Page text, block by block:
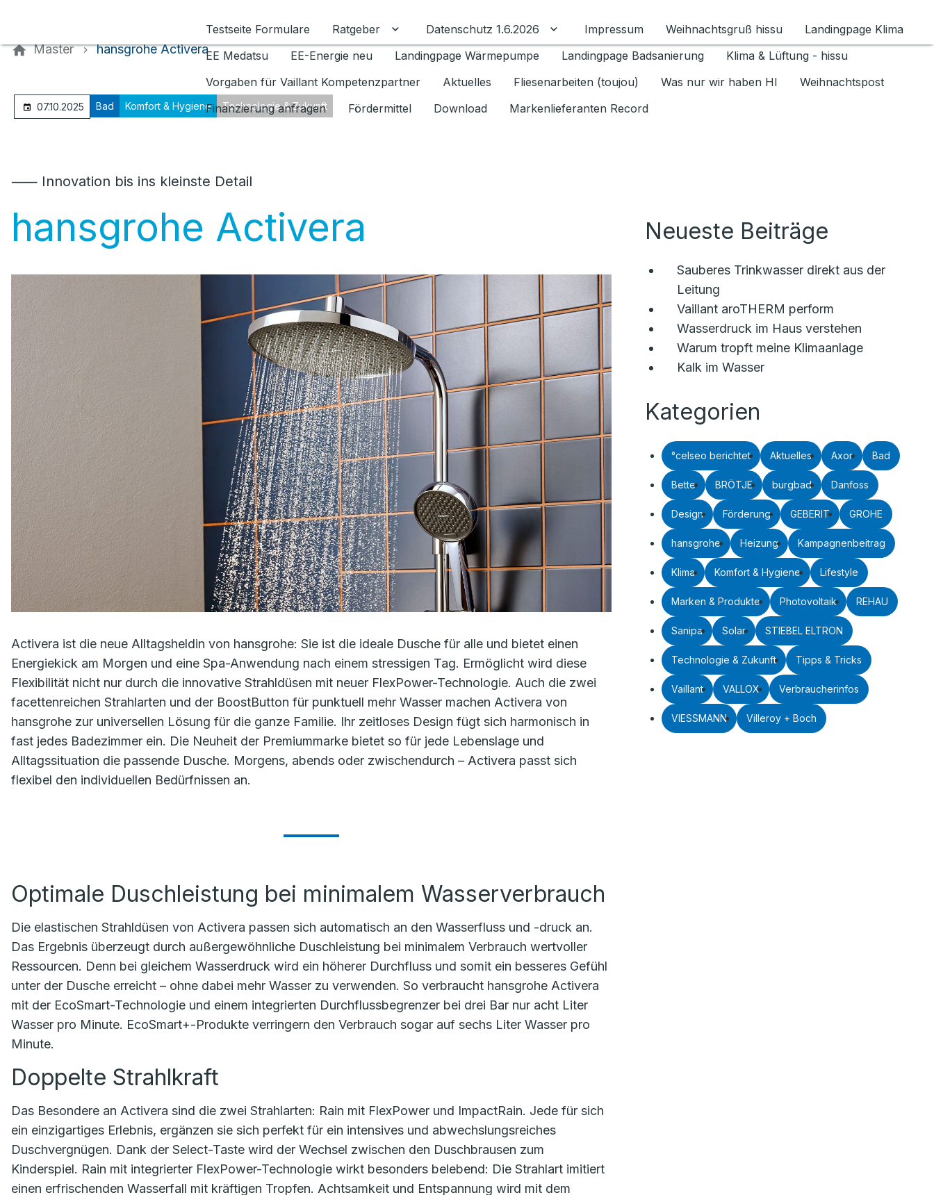
Testseite Formulare
Ratgeber Untermenü für Ratgeber umschalten
Datenschutz 1.6.2026 Untermenü für Datenschutz 1.6.2026 umschalten
Impressum Weihnachtsgruß hissu
Landingpage Klima
EE Medatsu
EE-Energie neu Landingpage Wärmepumpe Landingpage Badsanierung
Klima & Lüftung - hissu
Vorgaben für Vaillant Kompetenzpartner
Aktuelles Fliesenarbeiten (toujou) Was nur wir haben HI
Weihnachtspost
Finanzierung anfragen
Fördermittel Download Markenlieferanten Record
Master hansgrohe Activera
07.10.2025 Bad Komfort & Hygiene Technologie & Zukunft
⸺ Innovation bis ins kleinste Detail
hansgrohe Activera
Activera ist die neue Alltagsheldin von hansgrohe: Sie ist die ideale Dusche für alle und bietet einen
Energiekick am Morgen und eine Spa-Anwendung nach einem stressigen Tag. Ermöglicht wird diese
Flexibilität nicht nur durch die innovative Strahldüsen mit neuer FlexPower-Technologie. Auch die zwei
facettenreichen Strahlarten und der BoostButton für punktuell mehr Wasser machen Activera von
hansgrohe zur universellen Lösung für die ganze Familie. Ihr zeitloses Design fügt sich harmonisch in
fast jedes Badezimmer ein. Die Neuheit der Premiummarke bietet so für jede Lebenslage und
Alltagssituation die passende Dusche. Morgens, abends oder zwischendurch – Activera passt sich
flexibel den individuellen Bedürfnissen an.
Optimale Duschleistung bei minimalem Wasserverbrauch
Die elastischen Strahldüsen von Activera passen sich automatisch an den Wasserfluss und -druck an.
Das Ergebnis überzeugt durch außergewöhnliche Duschleistung bei minimalem Verbrauch wertvoller
Ressourcen. Denn bei gleichem Wasserdruck wird ein höherer Durchfluss und somit ein besseres Gefühl
unter der Dusche erreicht – ohne dabei mehr Wasser zu verwenden. So verbraucht hansgrohe Activera
mit der EcoSmart-Technologie und einem integrierten Durchflussbegrenzer bei drei Bar nur acht Liter
Wasser pro Minute. EcoSmart+-Produkte verringern den Verbrauch sogar auf sechs Liter Wasser pro
Minute.
Doppelte Strahlkraft
Das Besondere an Activera sind die zwei Strahlarten: Rain mit FlexPower und ImpactRain. Jede für sich
ein einzigartiges Erlebnis, ergänzen sie sich perfekt für ein intensives und abwechslungsreiches
Duschvergnügen. Dank der Select-Taste wird der Wechsel zwischen den Duschbrausen zum
Kinderspiel. Rain mit integrierter FlexPower-Technologie wirkt besonders belebend: Die Strahlart imitiert
einen erfrischenden Wasserfall mit kräftigen Tropfen. Achtsamkeit und Entspannung wird mit dem
Neueste Beiträge
Sauberes Trinkwasser direkt aus der
Leitung
Vaillant aroTHERM perform
Wasserdruck im Haus verstehen
Warum tropft meine Klimaanlage
Kalk im Wasser
Kategorien
°celseo berichtet Aktuelles Axor Bad
Bette BRÖTJE burgbad Danfoss
Design Förderung GEBERIT GROHE
hansgrohe Heizung Kampagnenbeitrag
Klima Komfort & Hygiene Lifestyle
Marken & Produkte Photovoltaik REHAU
Sanipa Solar STIEBEL ELTRON
Technologie & Zukunft Tipps & Tricks
Vaillant VALLOX Verbraucherinfos
VIESSMANN Villeroy + Boch